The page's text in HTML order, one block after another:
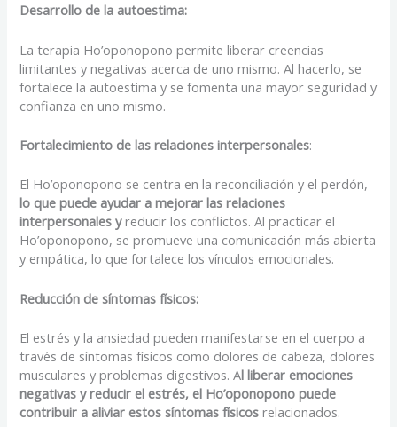
Desarrollo de la autoestima:
La terapia Ho’oponopono permite liberar creencias
limitantes y negativas acerca de uno mismo. Al hacerlo, se
fortalece la autoestima y se fomenta una mayor seguridad y
confianza en uno mismo.
Fortalecimiento de las relaciones interpersonales:
El Ho’oponopono se centra en la reconciliación y el perdón,
lo que puede ayudar a mejorar las relaciones
interpersonales yreducir los conflictos. Al practicar el
Ho’oponopono, se promueve una comunicación más abierta
y empática, lo que fortalece los vínculos emocionales.
Reducción de síntomas físicos:
El estrés y la ansiedad pueden manifestarse en el cuerpo a
través de síntomas físicos como dolores de cabeza, dolores
musculares y problemas digestivos. Al liberar emociones
negativas y reducir el estrés, el Ho’oponopono puede
contribuir a aliviar estos síntomas físicosrelacionados.